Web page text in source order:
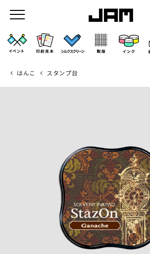
お店/ワークスペース
はんこ スタンプ台